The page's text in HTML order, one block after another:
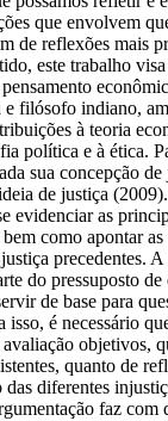
que envolvem
de reflexões mais
este trabalho
filósofo indiano,
à teoria
política e à ética.
sua concepção
de justiça
evidenciar as
como apontar as
precedentes. A
do pressuposto de
de base para
é necessário
objetivos,
quanto de
diferentes
faz com